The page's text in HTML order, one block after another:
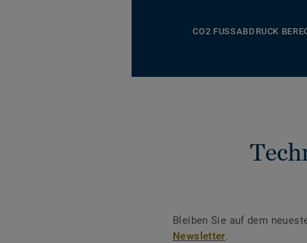
CO2 FUSSABDRUCK
Bleiben Sie auf dem
Newsletter.